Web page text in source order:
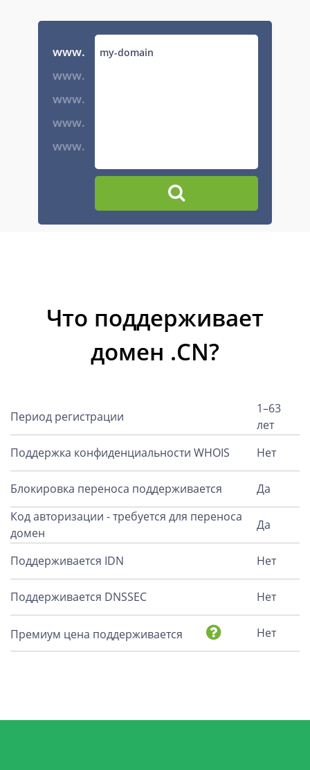
www.
www.
www.
www.
www.
Что поддерживает
домен .CN?
Период регистрации
1–63
лет
Поддержка конфиденциальности WHOIS
Нет
Блокировка переноса поддерживается
Да
Код авторизации - требуется для переноса
домен
Да
Поддерживается IDN Нет
Поддерживается DNSSEC Нет
Премиум цена поддерживается Нет